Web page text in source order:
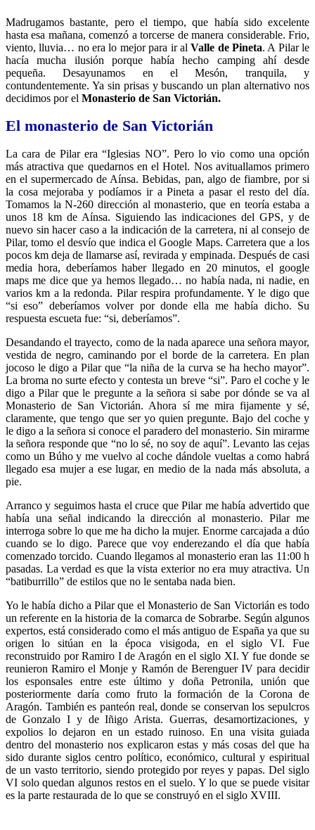
Madrugamos bastante, pero el tiempo, que había sido excelente
hasta esa mañana, comenzó a torcerse de manera considerable. Frio,
viento, lluvia… no era lo mejor para ir alValle de Pineta. A Pilar le
hacía mucha ilusión porque había hecho camping ahí desde
pequeña. Desayunamos en el Mesón, tranquila, y
contundentemente. Ya sin prisas y buscando un plan alternativo nos
decidimos por el Monasterio de San Victorián.
El monasterio de San Victorián
La cara de Pilar era “Iglesias NO”. Pero lo vio como una opción
más atractiva que quedarnos en el Hotel. Nos avituallamos primero
en el supermercado de Aínsa. Bebidas, pan, algo de fiambre, por si
la cosa mejoraba y podíamos ir a Pineta a pasar el resto del día.
Tomamos la N-260 dirección al monasterio, que en teoría estaba a
unos 18 km de Aínsa. Siguiendo las indicaciones del GPS, y de
nuevo sin hacer caso a la indicación de la carretera, ni al consejo de
Pilar, tomo el desvío que indica el Google Maps. Carretera que a los
pocos km deja de llamarse así, revirada y empinada. Después de casi
media hora, deberíamos haber llegado en 20 minutos, el google
maps me dice que ya hemos llegado… no había nada, ni nadie, en
varios km a la redonda. Pilar respira profundamente. Y le digo que
“si eso” deberíamos volver por donde ella me había dicho. Su
respuesta escueta fue: “si, deberíamos”.
Desandando el trayecto, como de la nada aparece una señora mayor,
vestida de negro, caminando por el borde de la carretera. En plan
jocoso le digo a Pilar que “la niña de la curva se ha hecho mayor”.
La broma no surte efecto y contesta un breve “si”. Paro el coche y le
digo a Pilar que le pregunte a la señora si sabe por dónde se va al
Monasterio de San Victorián. Ahora sí me mira fijamente y sé,
claramente, que tengo que ser yo quien pregunte. Bajo del coche y
le digo a la señora si conoce el paradero del monasterio. Sin mirarme
la señora responde que “no lo sé, no soy de aquí”. Levanto las cejas
como un Búho y me vuelvo al coche dándole vueltas a como habrá
llegado esa mujer a ese lugar, en medio de la nada más absoluta, a
pie.
Arranco y seguimos hasta el cruce que Pilar me había advertido que
había una señal indicando la dirección al monasterio. Pilar me
interroga sobre lo que me ha dicho la mujer. Enorme carcajada a dúo
cuando se lo digo. Parece que voy enderezando el día que había
comenzado torcido. Cuando llegamos al monasterio eran las 11:00 h
pasadas. La verdad es que la vista exterior no era muy atractiva. Un
“batiburrillo” de estilos que no le sentaba nada bien.
Yo le había dicho a Pilar que el Monasterio de San Victorián es todo
un referente en la historia de la comarca de Sobrarbe. Según algunos
expertos, está considerado como el más antiguo de España ya que su
origen lo sitúan en la época visigoda, en el siglo VI. Fue
reconstruido por Ramiro I de Aragón en el siglo XI. Y fue donde se
reunieron Ramiro el Monje y Ramón de Berenguer IV para decidir
los esponsales entre este último y doña Petronila, unión que
posteriormente daría como fruto la formación de la Corona de
Aragón. También es panteón real, donde se conservan los sepulcros
de Gonzalo I y de Iñigo Arista. Guerras, desamortizaciones, y
expolios lo dejaron en un estado ruinoso. En una visita guiada
dentro del monasterio nos explicaron estas y más cosas del que ha
sido durante siglos centro político, económico, cultural y espiritual
de un vasto territorio, siendo protegido por reyes y papas. Del siglo
VI solo quedan algunos restos en el suelo. Y lo que se puede visitar
es la parte restaurada de lo que se construyó en el siglo XVIII.